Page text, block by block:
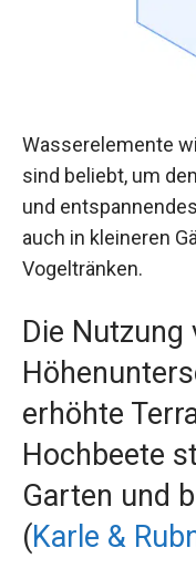
Wasserelemente
sind beliebt, um
und
auch in kleineren
Vogeltränken.
Die Nutzung
erhöhte
Hochbeete
Garten und
(Karle &